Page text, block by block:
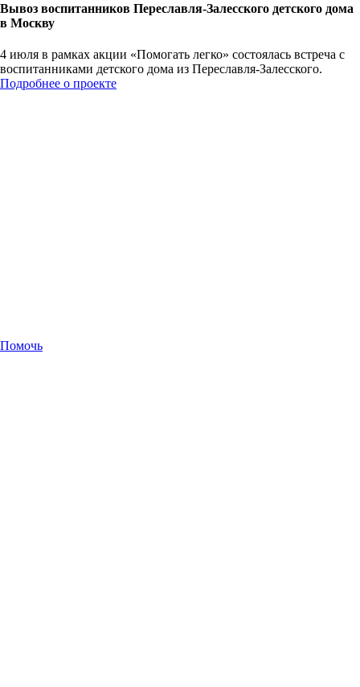
Вывоз воспитанников Переславля-Залесского детского дома
в Москву
4 июля в рамках акции «Помогать легко» состоялась встреча с
воспитанниками детского дома из Переславля-Залесского.
Подробнее о проекте
Помочь